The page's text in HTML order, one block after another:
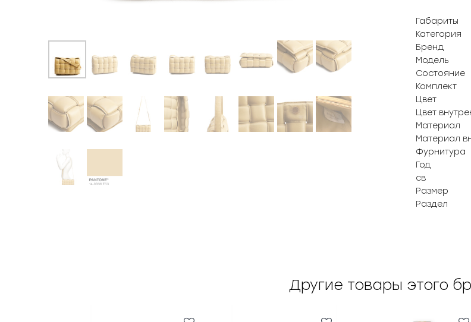
Габариты
Категория
Бренд
Модель
Состояние
Комплект
Цвет
Цвет
Материал
Материал
Фурнитура
Год
св
Размер
Раздел
Другие товары этого